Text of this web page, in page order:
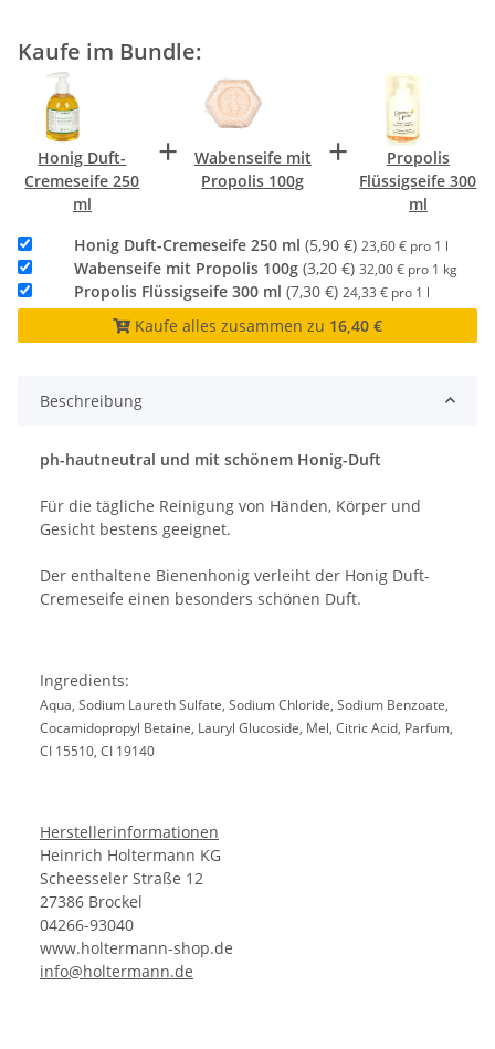
Kaufe im Bundle:
Honig Duft-
Cremeseife 250
ml
+
Wabenseife mit
Propolis 100g
+
Propolis
Flüssigseife 300
ml
Honig Duft-Cremeseife 250 ml (5,90 €) 23,60 € pro 1 l
Wabenseife mit Propolis 100g(3,20 €) 32,00 € pro 1 kg
Propolis Flüssigseife 300 ml (7,30 €) 24,33 € pro 1 l
Kaufe alles zusammen zu 16,40 €
Beschreibung
ph-hautneutral und mit schönem Honig-Duft
Für die tägliche Reinigung von Händen, Körper und
Gesicht bestens geeignet.
Der enthaltene Bienenhonig verleiht der Honig Duft-
Cremeseife einen besonders schönen Duft.
Ingredients:
Aqua, Sodium Laureth Sulfate, Sodium Chloride, Sodium Benzoate,
Cocamidopropyl Betaine, Lauryl Glucoside, Mel, Citric Acid, Parfum,
CI 15510, CI 19140
Herstellerinformationen
Heinrich Holtermann KG
Scheesseler Straße 12
27386 Brockel
04266-93040
www.holtermann-shop.de
info@holtermann.de